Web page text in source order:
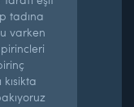
tadına
varken